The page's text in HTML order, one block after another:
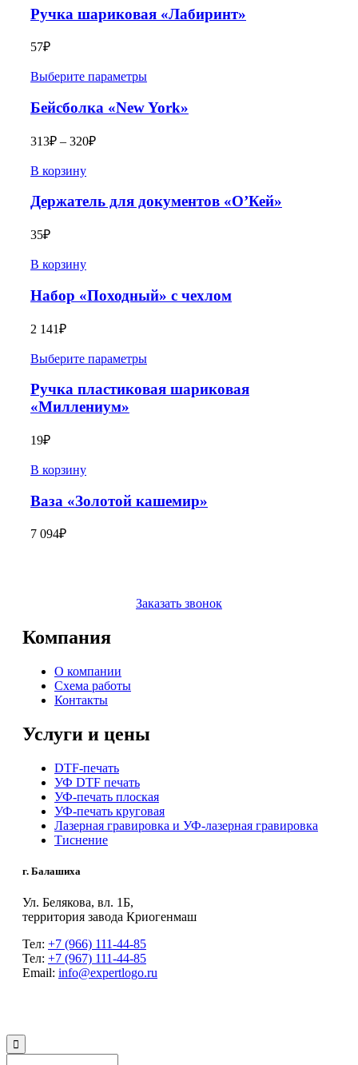
Ручка шариковая «Лабиринт»
57₽
Выберите параметры
Бейсболка «New York»
313₽ – 320₽
В корзину
Держатель для документов «О’Кей»
35₽
В корзину
Набор «Походный» с чехлом
2 141₽
Выберите параметры
Ручка пластиковая шариковая
«Миллениум»
19₽
В корзину
Ваза «Золотой кашемир»
7 094₽
Заказать звонок
Компания
О компании
Схема работы
Контакты
Услуги и цены
DTF-печать
УФ DTF печать
УФ-печать плоская
УФ-печать круговая
Лазерная гравировка и УФ-лазерная гравировка
Тиснение
г. Балашиха
Ул. Белякова, вл. 1Б,
территория завода Криогенмаш
Тел: +7 (966) 111-44-85
Тел: +7 (967) 111-44-85
Email: info@expertlogo.ru
